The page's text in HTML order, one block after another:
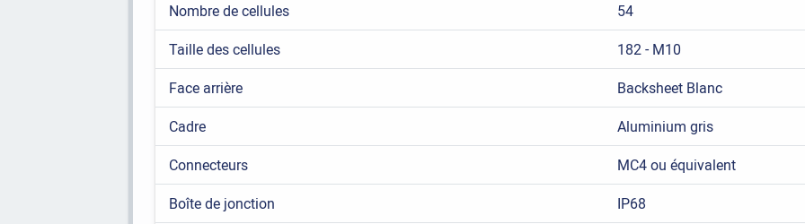
Nombre de cellules
54
Taille des cellules
182 - M10
Face arrière
Backsheet Blanc
Cadre
Aluminium gris
Connecteurs
MC4 ou équivalent
Boîte de jonction
IP68